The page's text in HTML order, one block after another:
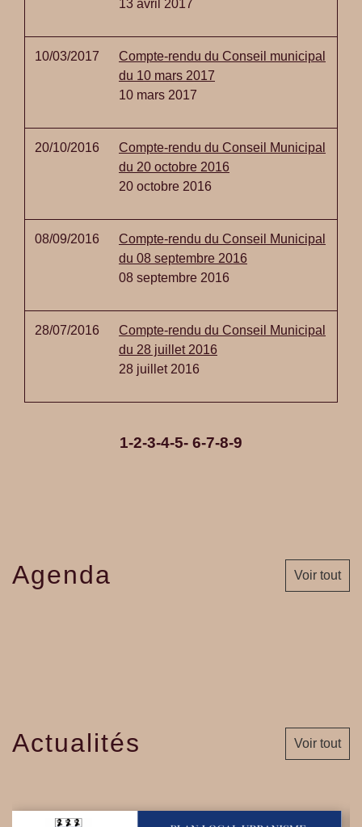
13 avril 2017
10/03/2017
Compte-rendu du Conseil municipal
du 10 mars 2017
10 mars 2017
20/10/2016
Compte-rendu du Conseil Municipal
du 20 octobre 2016
20 octobre 2016
08/09/2016
Compte-rendu du Conseil Municipal
du 08 septembre 2016
08 septembre 2016
28/07/2016
Compte-rendu du Conseil Municipal
du 28 juillet 2016
28 juillet 2016
1-2-3-4-5- 6-7-8-9
Agenda Voir tout
Actualités Voir tout